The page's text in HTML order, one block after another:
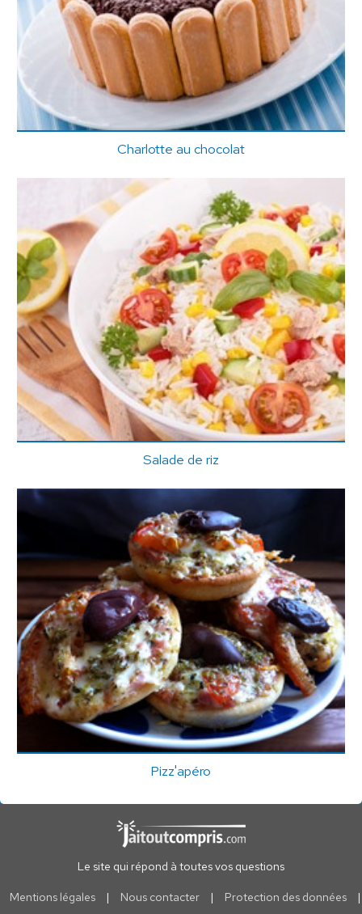
Charlotte au chocolat
Salade de riz
Pizz'apéro
Le site qui répond à toutes vos questions
Mentions légales | Nous contacter | Protection des données
|